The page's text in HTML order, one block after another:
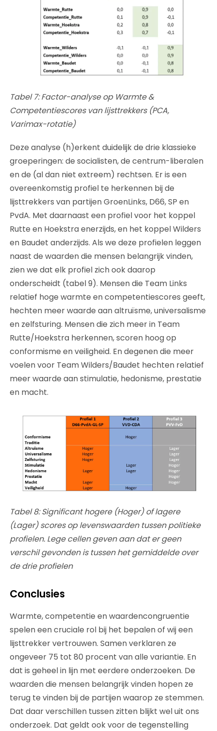
Tabel 7: Factor-analyse op Warmte &
Competentiescores van lijsttrekkers (PCA,
Varimax-rotatie)
Deze analyse (h)erkent duidelijk de drie klassieke
groeperingen: de socialisten, de centrum-liberalen
en de (al dan niet extreem) rechtsen. Er is een
overeenkomstig profiel te herkennen bij de
lijsttrekkers van partijen GroenLinks, D66, SP en
PvdA. Met daarnaast een profiel voor het koppel
Rutte en Hoekstra enerzijds, en het koppel Wilders
en Baudet anderzijds. Als we deze profielen leggen
naast de waarden die mensen belangrijk vinden,
zien we dat elk profiel zich ook daarop
onderscheidt (tabel 9). Mensen die Team Links
relatief hoge warmte en competentiescores geeft,
hechten meer waarde aan altruïsme, universalisme
en zelfsturing. Mensen die zich meer in Team
Rutte/Hoekstra herkennen, scoren hoog op
conformisme en veiligheid. En degenen die meer
voelen voor Team Wilders/Baudet hechten relatief
meer waarde aan stimulatie, hedonisme, prestatie
en macht.
Tabel 8: Significant hogere (Hoger) of lagere
(Lager) scores op levenswaarden tussen politieke
profielen. Lege cellen geven aan dat er geen
verschil gevonden is tussen het gemiddelde over
de drie profielen
Conclusies
Warmte, competentie en waardencongruentie
spelen een cruciale rol bij het bepalen of wij een
lijsttrekker vertrouwen. Samen verklaren ze
ongeveer 75 tot 80 procent van alle variantie. En
dat is geheel in lijn met eerdere onderzoeken. De
waarden die mensen belangrijk vinden hopen ze
terug te vinden bij de partijen waarop ze stemmen.
Dat daar verschillen tussen zitten blijkt wel uit ons
onderzoek. Dat geldt ook voor de tegenstelling